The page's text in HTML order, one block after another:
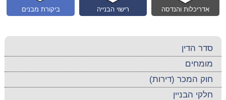
ביקורת מבנים רישוי הבנייה אדריכלות והנדסה
סדר הדין
מומחים
חוק המכר (דירות)
חלקי הבניין